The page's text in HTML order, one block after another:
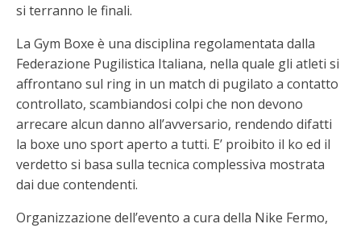
si terranno le finali.
La Gym Boxe è una disciplina regolamentata dalla
Federazione Pugilistica Italiana, nella quale gli atleti si
affrontano sul ring in un match di pugilato a contatto
controllato, scambiandosi colpi che non devono
arrecare alcun danno all’avversario, rendendo difatti
la boxe uno sport aperto a tutti. E’ proibito il ko ed il
verdetto si basa sulla tecnica complessiva mostrata
dai due contendenti.
Organizzazione dell’evento a cura della Nike Fermo,